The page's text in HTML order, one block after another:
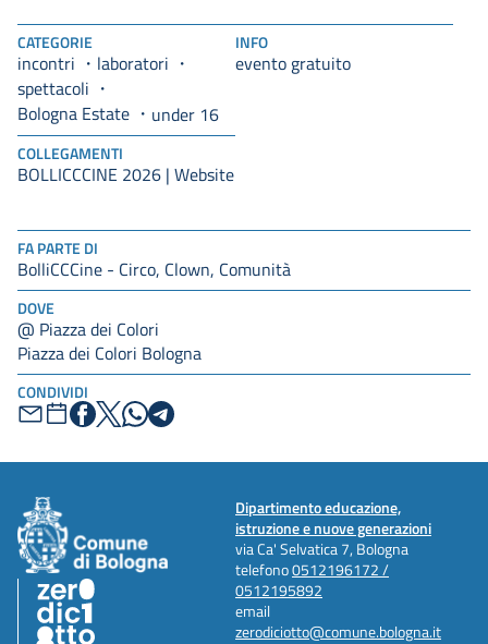
FA PARTE DI
BolliCCCine - Circo, Clown, Comunità
DOVE
@ Piazza dei Colori
Piazza dei Colori Bologna
CONDIVIDI
CATEGORIE
incontri
laboratori
spettacoli
Bologna Estate
under 16
INFO
evento gratuito
COLLEGAMENTI
BOLLICCCINE 2026 | Website
Dipartimento educazione,
istruzione e nuove generazioni
via Ca' Selvatica 7, Bologna
telefono0512196172 /
0512195892
email
zerodiciotto@comune.bologna.it